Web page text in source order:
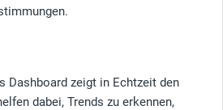
Dashboard zeigt in Echtzeit den
dabei, Trends zu erkennen,